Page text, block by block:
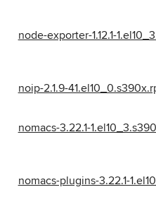
node-exporter-1.12.1-
noip-2.1.9-
nomacs-3.22.1-
nomacs-plugins-3.22.1-